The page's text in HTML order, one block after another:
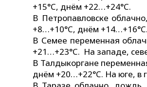
+15°C, днём +22…+24°C.
В Петропавловске
+8…+10°C, днём
В Семее переменная
+21…+23°C. На западе,
В Талдыкоргане
днём +20…+22°C. На юге, в